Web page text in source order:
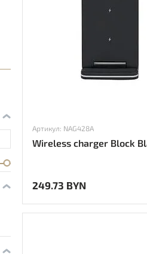
Артикул: NAG428A
Wireless charger Block
249.73 BYN